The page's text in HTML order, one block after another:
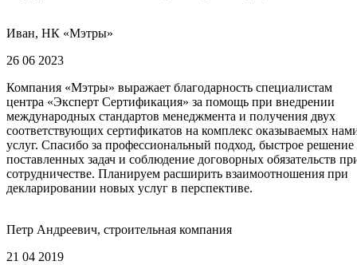
Иван, НК «Мэтры»
26 06 2023
Компания «Мэтры» выражает благодарность специалистам
центра «Эксперт Сертификация» за помощь при внедрении
международных стандартов менеджмента и получения двух
соответствующих сертификатов на комплекс оказываемых
услуг. Спасибо за профессиональный подход, быстрое решение
поставленных задач и соблюдение договорных обязательств
сотрудничестве. Планируем расширить взаимоотношения при
декларировании новых услуг в перспективе.
Петр Андреевич, строительная компания
21 04 2019